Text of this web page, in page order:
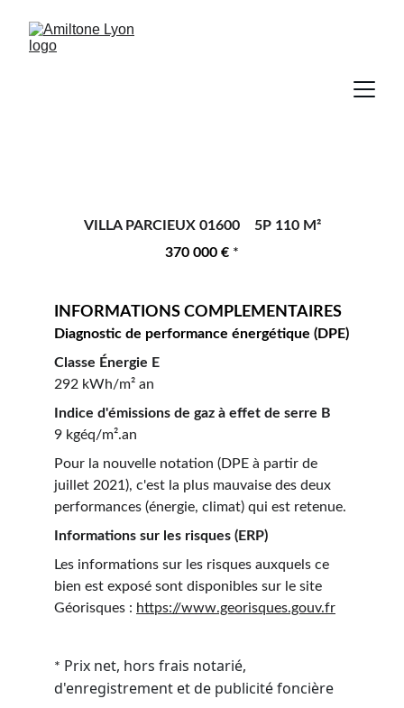
VILLA PARCIEUX 01600    5P 110 M²
370 000 € *
INFORMATIONS COMPLEMENTAIRES
Diagnostic de performance énergétique (DPE)
Classe Énergie E
292 kWh/m² an
Indice d'émissions de gaz à effet de serre B
9 kgéq/m².an
Pour la nouvelle notation (DPE à partir de
juillet 2021), c'est la plus mauvaise des deux
performances (énergie, climat) qui est retenue.
Informations sur les risques (ERP)
Les informations sur les risques auxquels ce
bien est exposé sont disponibles sur le site
Géorisques : https://www.georisques.gouv.fr
* Prix net, hors frais notarié,
d'enregistrement et de publicité foncière